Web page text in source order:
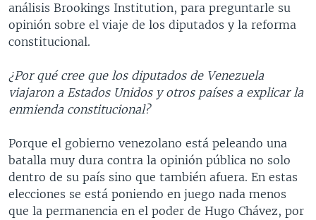
análisis Brookings Institution, para preguntarle su
opinión sobre el viaje de los diputados y la reforma
constitucional.
¿Por qué cree que los diputados de Venezuela
viajaron a Estados Unidos y otros países a explicar la
enmienda constitucional?
Porque el gobierno venezolano está peleando una
batalla muy dura contra la opinión pública no solo
dentro de su país sino que también afuera. En estas
elecciones se está poniendo en juego nada menos
que la permanencia en el poder de Hugo Chávez, por